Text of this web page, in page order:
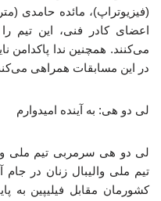
(فیزیوتراپ)، مائده حامدی
اعضای کادر فنی، این تیم
می‌کنند. همچنین ندا پاکدامن
در این مسابقات همراهی
لی دو هی: به آینده امیدوارم
لی دو هی سرمربی تیم ملی
کشورمان مقابل فیلیپین به